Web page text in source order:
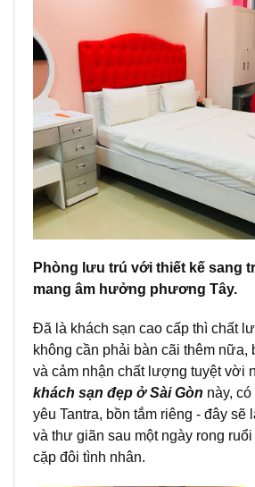
Phòng lưu trú với thiết kế sang
mang âm hưởng phương Tây.
Đã là khách sạn cao cấp thì chất
không cần phải bàn cãi thêm nữa,
và cảm nhận chất lượng tuyệt vời
khách sạn đẹp ở Sài Gòn này,
yêu Tantra, bồn tắm riêng - đây sẽ
và thư giãn sau một ngày rong
cặp đôi tình nhân.